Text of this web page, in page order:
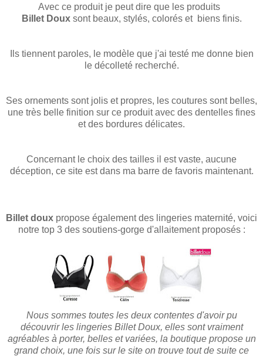
Avec ce produit je peut dire que les produits
Billet Douxsont beaux, stylés, colorés et biens finis.
Ils tiennent paroles, le modèle que j'ai testé me donne bien
le décolleté recherché.
Ses ornements sont jolis et propres, les coutures sont belles,
une très belle finition sur ce produit avec des dentelles fines
et des bordures délicates.
Concernant le choix des tailles il est vaste, aucune
déception, ce site est dans ma barre de favoris maintenant.
Billet doux propose également des lingeries maternité, voici
notre top 3 des soutiens-gorge d'allaitement proposés :
Nous sommes toutes les deux contentes d'avoir pu
découvrir les lingeries Billet Doux, elles sont vraiment
agréables à porter, belles et variées, la boutique propose un
grand choix, une fois sur le site on trouve tout de suite ce